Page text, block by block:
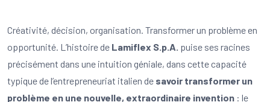
Créativité, décision, organisation. Transformer un problème en
opportunité. L’histoire de Lamiflex S.p.A. puise ses racines
précisément dans une intuition géniale, dans cette capacité
typique de l’entrepreneuriat italien de savoir transformer un
problème en une nouvelle, extraordinaire invention : le